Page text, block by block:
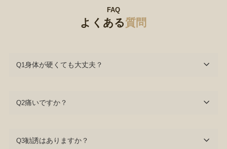
FAQ
よくある質問
Q1身体が硬くても大丈夫？
Q2痛いですか？
Q3勧誘はありますか？